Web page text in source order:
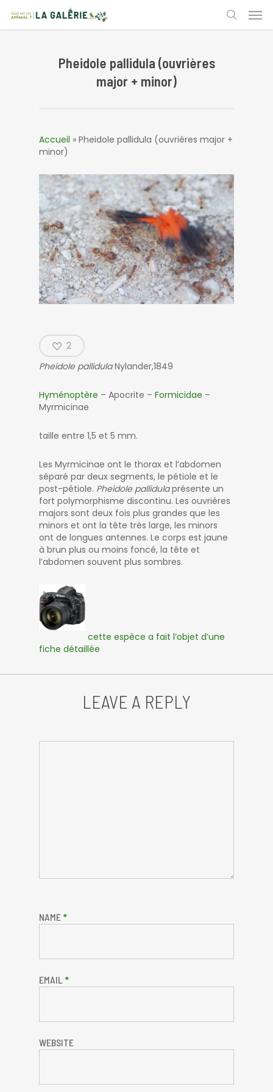
main
search
Pheidole pallidula (ouvrières
major + minor)
Accueil » Pheidole pallidula (ouvrières major +
minor)
2
Pheidole pallidulaNylander,1849
Hyménoptère – Apocrite – Formicidae –
Myrmicinae
taille entre 1,5 et 5 mm.
Les Myrmicinae ont le thorax et l’abdomen
séparé par deux segments, le pétiole et le
post-pétiole. Pheidole pallidulaprésente un
fort polymorphisme discontinu. Les ouvrières
majors sont deux fois plus grandes que les
minors et ont la tête très large, les minors
ont de longues antennes. Le corps est jaune
à brun plus ou moins foncé, la tête et
l’abdomen souvent plus sombres.
cette espèce a fait l’objet d’une
fiche détaillée
LEAVE A REPLY
NAME *
EMAIL *
WEBSITE